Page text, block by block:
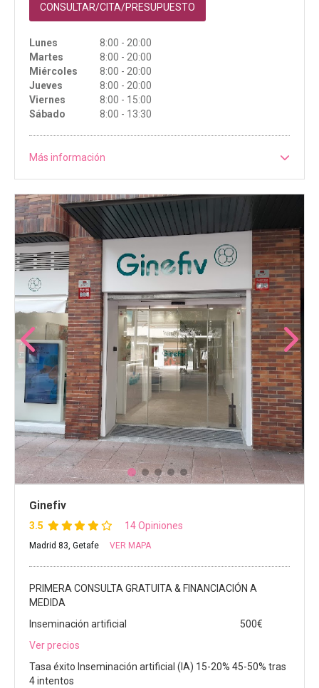
CONSULTAR/CITA/PRESUPUESTO
Lunes
8:00 - 20:00
Martes
8:00 - 20:00
Miércoles
8:00 - 20:00
Jueves
8:00 - 20:00
Viernes
8:00 - 15:00
Sábado
8:00 - 13:30
Más información
Ginefiv
3.5 14 Opiniones
Madrid 83, Getafe VER MAPA
PRIMERA CONSULTA GRATUITA & FINANCIACIÓN A
MEDIDA
Inseminación artificial
500€
Ver precios
Tasa éxito Inseminación artificial (IA) 15-20% 45-50% tras
4 intentos